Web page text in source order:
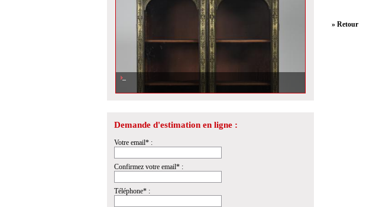
Demande d'estimation en ligne :
Votre email* :
Confirmez votre email* :
Téléphone* :
» Retour